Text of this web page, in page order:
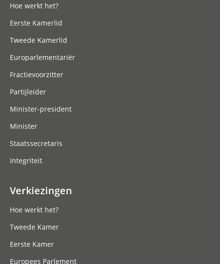
Hoe werkt het?
Eerste Kamerlid
Tweede Kamerlid
Europarlementariër
Fractievoorzitter
Partijleider
Minister-president
Minister
Staatssecretaris
Integriteit
Verkiezingen
Hoe werkt het?
Tweede Kamer
Eerste Kamer
Europees Parlement